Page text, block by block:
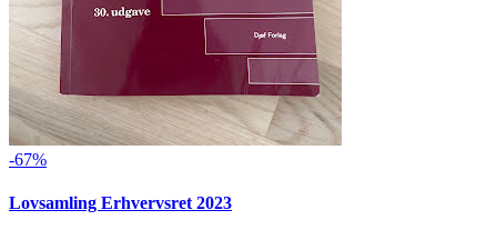
-67%
Lovsamling Erhvervsret 2023